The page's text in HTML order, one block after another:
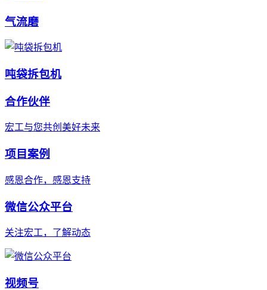
气流磨
吨袋拆包机
合作伙伴
宏工与您共创美好未来
项目案例
感恩合作，感恩支持
微信公众平台
关注宏工，了解动态
视频号